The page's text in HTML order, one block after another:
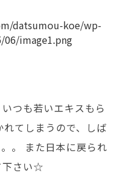
つも若いエキスもら
てしまうので、しば
。 また日本に戻られ
下さい☆